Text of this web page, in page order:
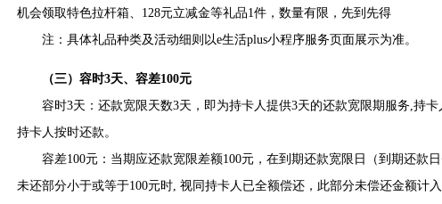
机会领取特色拉杆箱、128元立减金等礼品1件，数量有限，先到先得
注：具体礼品种类及活动细则以e生活plus小程序服务页面展示为准。
（三）容时3天、容差100元
容时3天：还款宽限天数3天，即为持卡人提供3天的还款宽限期服务,持卡
持卡人按时还款。
容差100元：当期应还款宽限差额100元，在到期还款宽限日（到期还款
未还部分小于或等于100元时, 视同持卡人已全额偿还，此部分未偿还金额计入